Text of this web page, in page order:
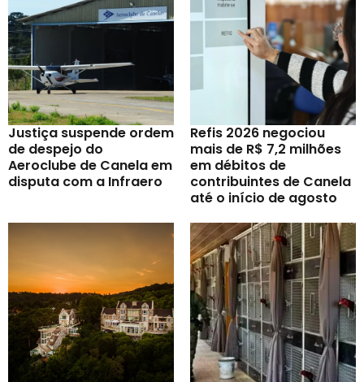
Justiça suspende ordem
de despejo do
Aeroclube de Canela em
disputa com a Infraero
Refis 2026 negociou
mais de R$ 7,2 milhões
em débitos de
contribuintes de Canela
até o início de agosto